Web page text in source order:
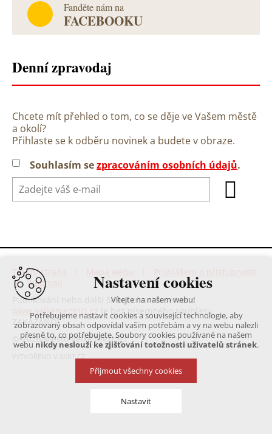
Fanděte nám na
FACEBOOKU
Denní zpravodaj
Chcete mít přehled o tom, co se děje ve Vašem městě
a okolí?
Přihlaste se k odběru novinek a budete v obraze.
Souhlasím sezpracováním osobních údajů.
Titulní strana
|Webmail
Publikování nebo další šíření obsahu serveru
www.velkemezirici.cz
je bez písemného souhlasu
ZAKÁZÁNO!
© 2026 Město Velké Meziříčí
VYTVOŘENO V XART.CZ
Nastavení cookies
Vítejte na našem webu!
Potřebujeme nastavit cookies a související technologie, aby
zobrazovaný obsah odpovídal vašim potřebám a vy na webu nalezli
přesně to, co potřebujete. Soubory cookies používané na našem
webu nikdy neslouží ke zjišťování totožnosti uživatelů stránek.
Přijmout všechny cookies
Nastavit